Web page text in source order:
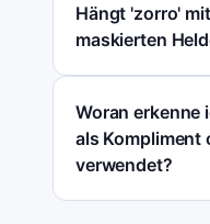
Hängt 'zorro'
maskierten
Woran erkenne
als Kompliment
verwendet?